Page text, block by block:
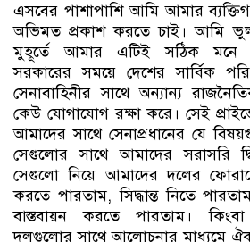
এসবের পাশাপাশি আমি আমার
অভিমত প্রকাশ করতে চাই। আমি
মুহূর্তে আমার এটিই সঠিক মনে
সরকারের সময়ে দেশের সার্বিক
সেনাবাহিনীর সাথে অন্যান্য
কেউ যোগাযোগ রক্ষা করে। সেই
আমাদের সাথে সেনাপ্রধানের যে
সেগুলোর সাথে আমাদের সরাসরি
সেগুলো নিয়ে আমাদের দলের
করতে পারতাম, সিদ্ধান্ত নিতে
বাস্তবায়ন করতে পারতাম।
দলগুলোর সাথে আলোচনার মাধ্যমে